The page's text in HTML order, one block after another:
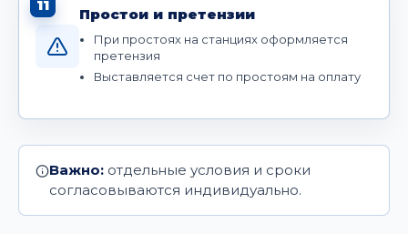
11
Простои и претензии
При простоях на станциях оформляется
претензия
Выставляется счет по простоям на оплату
Важно: отдельные условия и сроки
согласовываются индивидуально.